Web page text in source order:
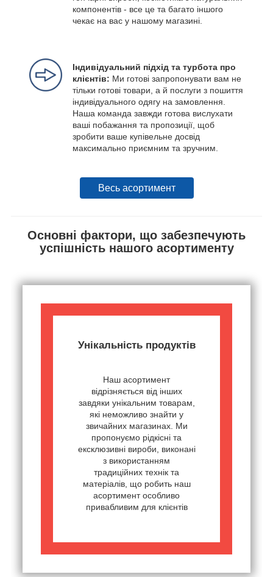
компонентів - все це та багато іншого
чекає на вас у нашому магазині.
Індивідуальний підхід та турбота про
клієнтів: Ми готові запропонувати вам не
тільки готові товари, а й послуги з пошиття
індивідуального одягу на замовлення.
Наша команда завжди готова вислухати
ваші побажання та пропозиції, щоб
зробити ваше купівельне досвід
максимально приємним та зручним.
Весь асортимент
Основні фактори, що забезпечують
успішність нашого асортименту
Унікальність продуктів
Наш асортимент
відрізняється від інших
завдяки унікальним товарам,
які неможливо знайти у
звичайних магазинах. Ми
пропонуємо рідкісні та
ексклюзивні вироби, виконані
з використанням
традиційних технік та
матеріалів, що робить наш
асортимент особливо
привабливим для клієнтів